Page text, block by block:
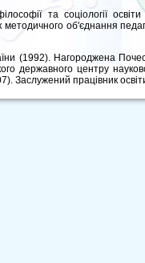
та соціології
методичного об'єднання
(1992). Нагороджена
державного центру
Заслу­жений працівник